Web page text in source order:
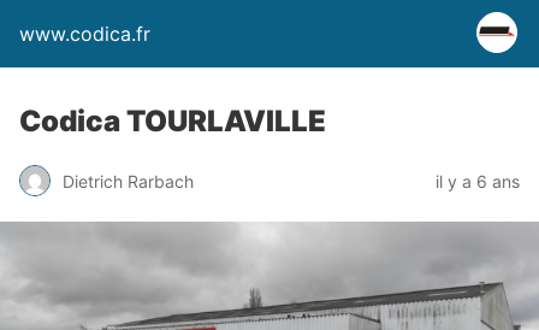
www.codica.fr
Codica TOURLAVILLE
Dietrich Rarbach il y a 6 ans